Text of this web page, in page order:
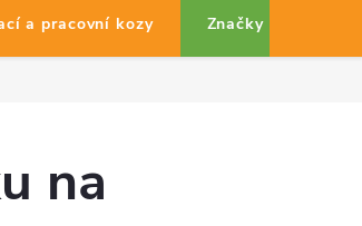
a pracovní kozy Značky
na